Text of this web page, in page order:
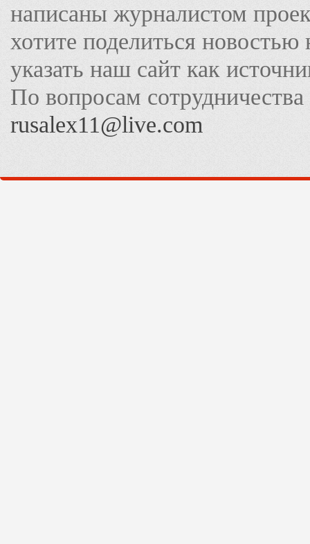
написаны журналистом
хотите поделиться
указать наш сайт как
По вопросам
rusalex11@live.com